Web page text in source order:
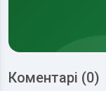
Коментарі (0)